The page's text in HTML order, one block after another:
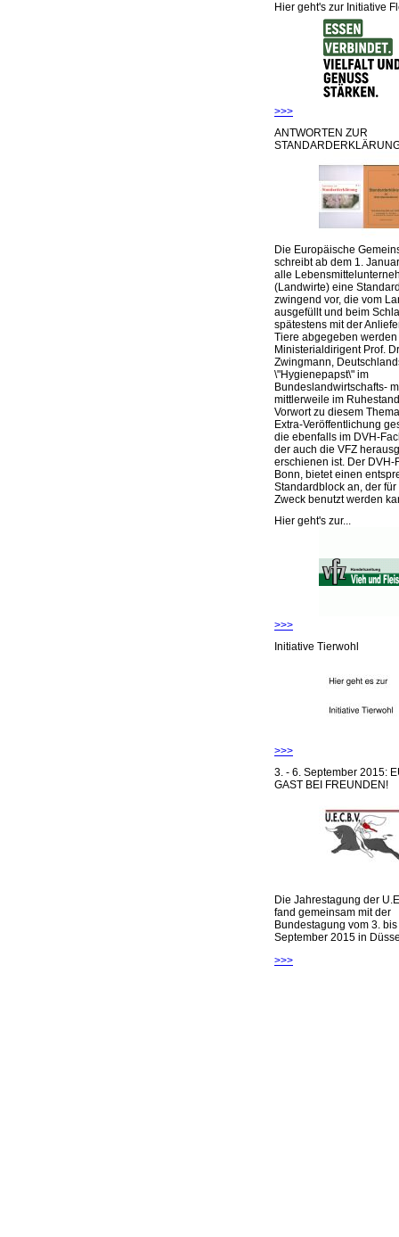
Hier geht's zur Initiative
>>>
ANTWORTEN ZUR
Die Europäische
schreibt ab dem 1.
alle
(Landwirte) eine
zwingend vor, die vom
ausgefüllt und beim
spätestens mit der
Tiere abgegeben werden
Ministerialdirigent Prof.
Zwingmann,
\"Hygienepapst\" im
Bundeslandwirtschafts-
mittlerweile im
Vorwort zu diesem
Extra-Veröffentlichung
die ebenfalls im DVH-
der auch die VFZ
erschienen ist. Der DVH-
Bonn, bietet einen
Standardblock an, der
Zweck benutzt werden
Hier geht's zur...
>>>
Initiative Tierwohl
>>>
3. - 6. September 2015:
GAST BEI FREUNDEN!
Die Jahrestagung der
fand gemeinsam mit der
Bundestagung vom 3. bis
September 2015 in
>>>